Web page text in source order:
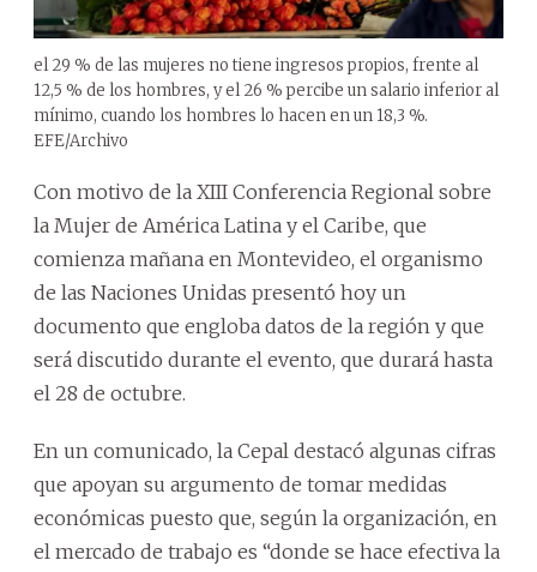
el 29 % de las mujeres no tiene ingresos propios, frente al
12,5 % de los hombres, y el 26 % percibe un salario inferior al
mínimo, cuando los hombres lo hacen en un 18,3 %.
EFE/Archivo
Con motivo de la XIII Conferencia Regional sobre
la Mujer de América Latina y el Caribe, que
comienza mañana en Montevideo, el organismo
de las Naciones Unidas presentó hoy un
documento que engloba datos de la región y que
será discutido durante el evento, que durará hasta
el 28 de octubre.
En un comunicado, la Cepal destacó algunas cifras
que apoyan su argumento de tomar medidas
económicas puesto que, según la organización, en
el mercado de trabajo es “donde se hace efectiva la